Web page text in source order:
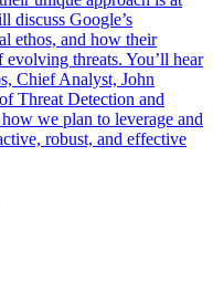
discuss Google’s
ethos, and how their
evolving threats. You’ll hear
Chief Analyst, John
Threat Detection and
we plan to leverage and
robust, and effective